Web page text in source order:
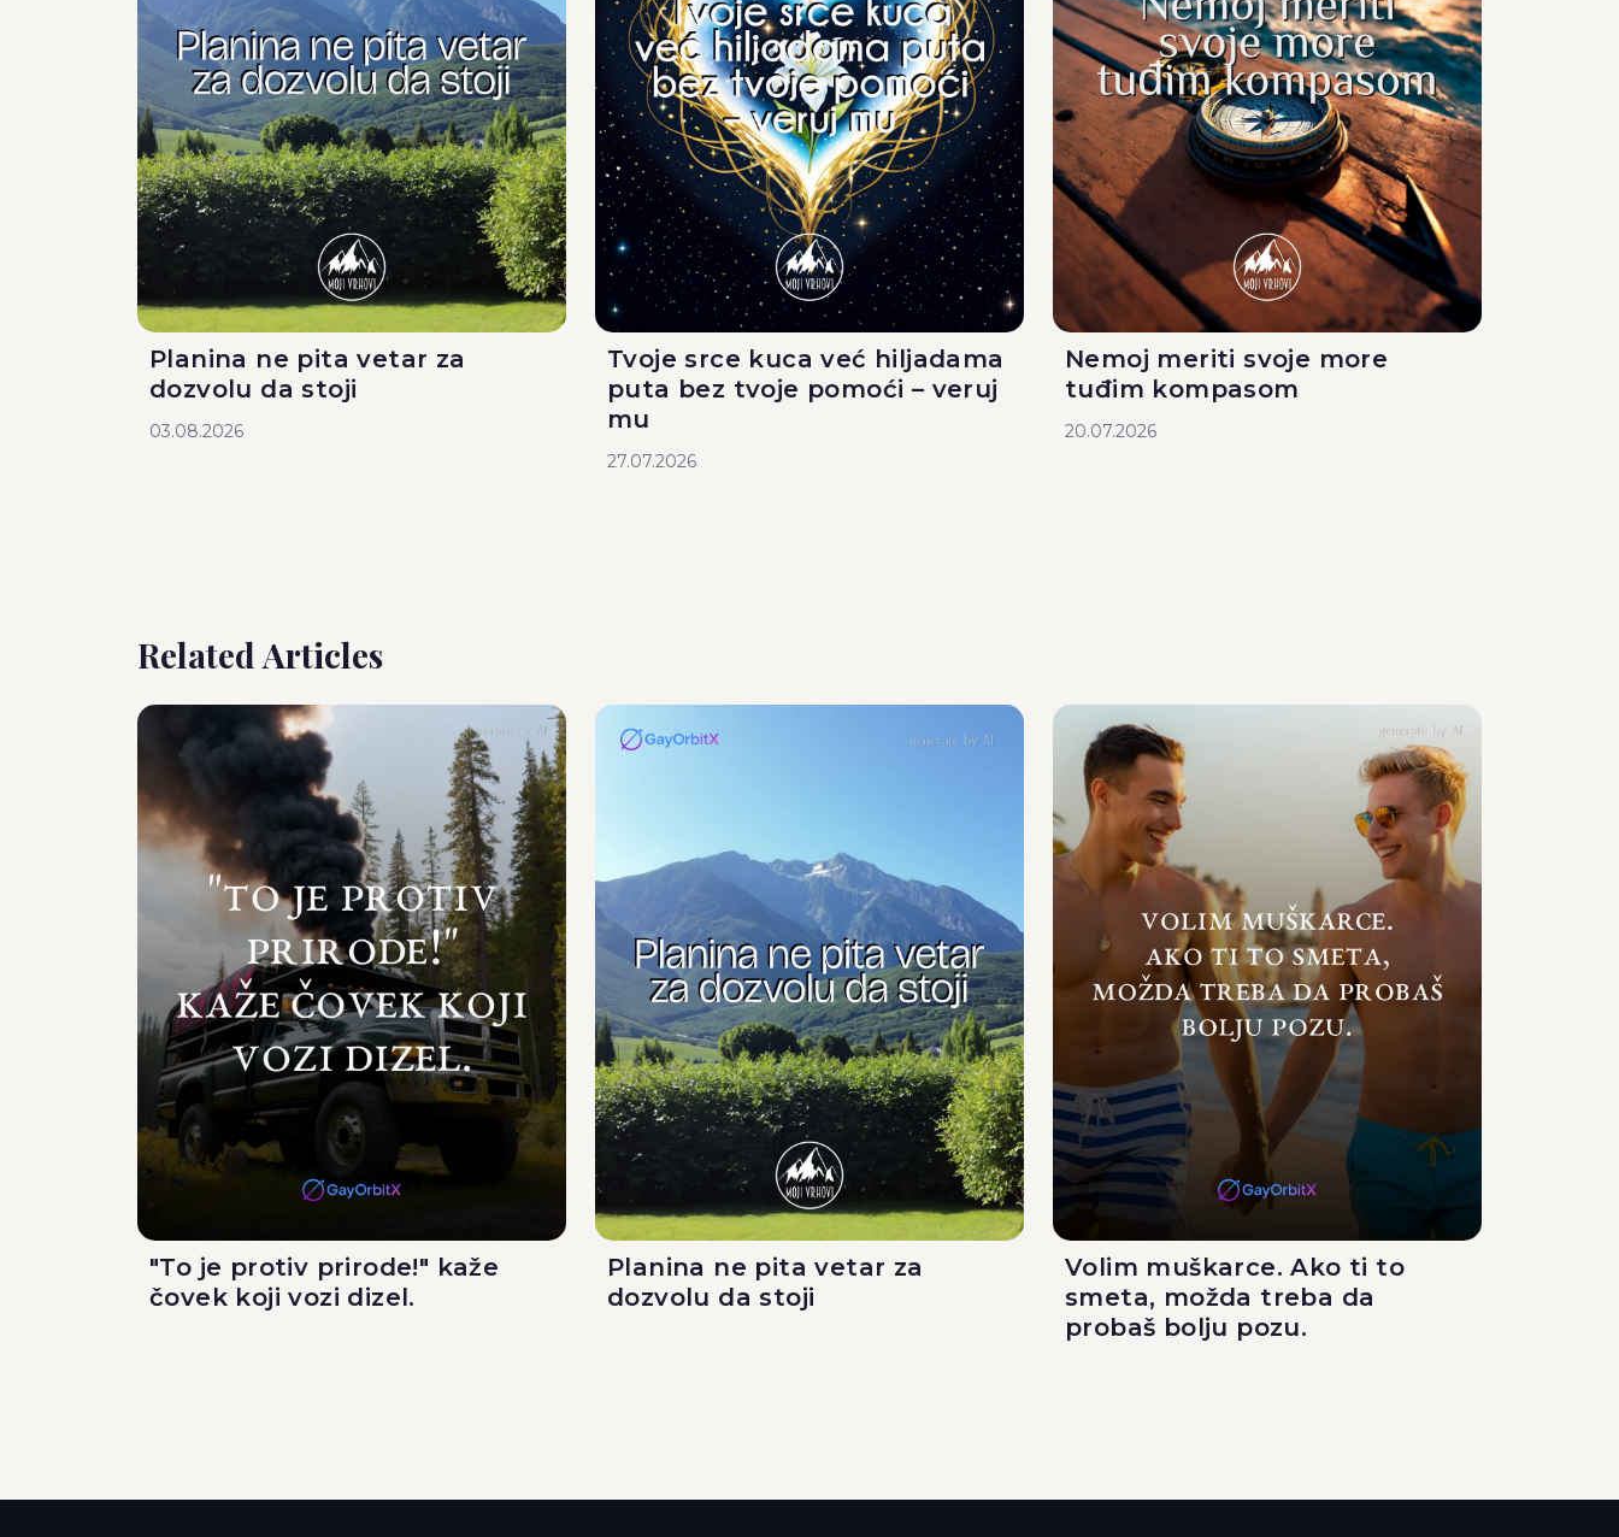
Planina ne pita vetar za
dozvolu da stoji
03.08.2026
Tvoje srce kuca već hiljadama
puta bez tvoje pomoći – veruj
mu
27.07.2026
Nemoj meriti svoje more
tuđim kompasom
20.07.2026
Related Articles
"To je protiv prirode!" kaže
čovek koji vozi dizel.
Planina ne pita vetar za
dozvolu da stoji
Volim muškarce. Ako ti to
smeta, možda treba da
probaš bolju pozu.